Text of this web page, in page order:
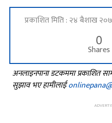
प्रकाशित मिति : २४ बैशाख
0
Shares
अनलाइनपाना डटकममा प्रकाशित
सुझाव भए हामीलाई